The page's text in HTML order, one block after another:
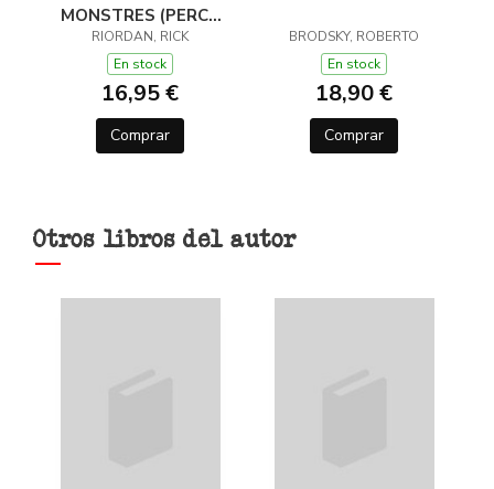
MONSTRES (PERCY
JACKSON I ELS DÉUS
DE L'OLIMP 2)
RIORDAN, RICK
En stock
16,95 €
Comprar
BRODSKY, ROBERTO
En stock
18,90 €
Comprar
Otros libros del autor